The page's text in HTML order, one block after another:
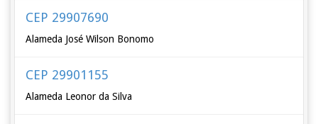
CEP 29907690
Alameda José Wilson Bonomo
CEP 29901155
Alameda Leonor da Silva